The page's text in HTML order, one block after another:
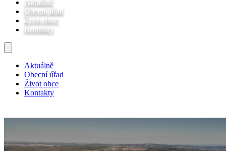
Aktuálně
Obecní úřad
Život obce
Kontakty
Aktuálně
Obecní úřad
Život obce
Kontakty